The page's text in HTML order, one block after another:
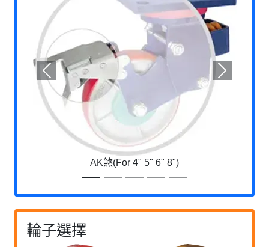
AK煞(For 4" 5" 6" 8")
Previous Next
輪子選擇